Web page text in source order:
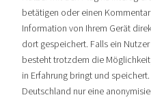
betätigen oder einen
Information von Ihrem Gerät
dort gespeichert. Falls ein
besteht trotzdem die
in Erfahrung bringt und
Deutschland nur eine